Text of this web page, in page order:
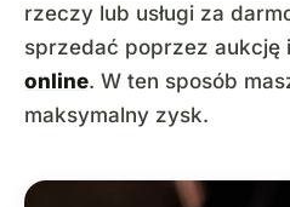
rzeczy lub usługi za
sprzedać poprzez aukcję i
online. W ten sposób
maksymalny zysk.